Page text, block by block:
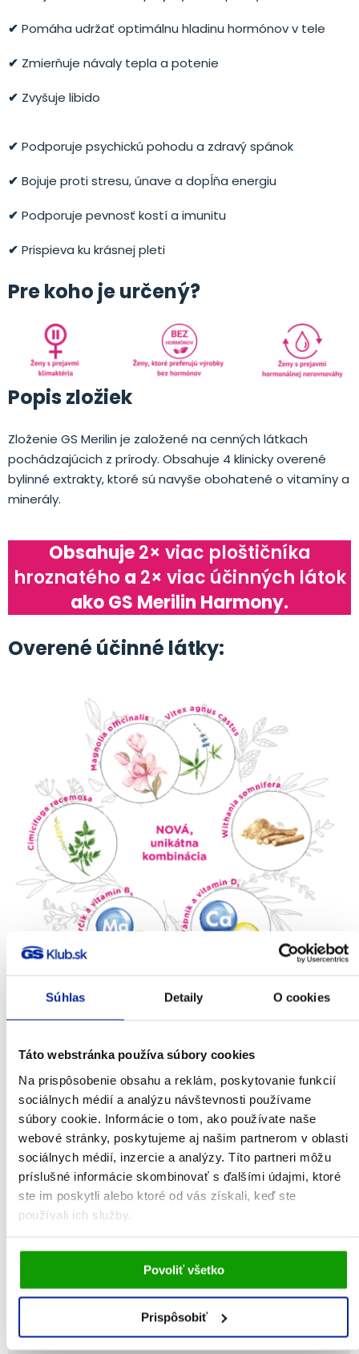
Súhlas Detaily O cookies
Táto webstránka používa súbory cookies
Na prispôsobenie obsahu a reklám, poskytovanie funkcií
sociálnych médií a analýzu návštevnosti používame
súbory cookie. Informácie o tom, ako používate naše
webové stránky, poskytujeme aj našim partnerom v oblasti
sociálnych médií, inzercie a analýzy. Títo partneri môžu
príslušné informácie skombinovať s ďalšími údajmi, ktoré
ste im poskytli alebo ktoré od vás získali, keď ste
používali ich služby.
Vami udelený súhlas bude uchovávaný po dobu jedného
roka. Zmenu nastavení Vami odsúhlasených cookies
môžete upraviť v časti stránkyInformácie o cookies.
Povoliť všetko
Prispôsobiť
✔ Pomáha udržať optimálnu hladinu hormónov v tele
✔ Zmierňuje návaly tepla a potenie
✔ Zvyšuje libido
✔ Podporuje psychickú pohodu a zdravý spánok
✔ Bojuje proti stresu, únave a dopĺňa energiu
✔ Podporuje pevnosť kostí a imunitu
✔ Prispieva ku krásnej pleti
Pre koho je určený?
Popis zložiek
Zloženie GS Merilin je založené na cenných látkach
pochádzajúcich z prírody. Obsahuje 4 klinicky overené
bylinné extrakty, ktoré sú navyše obohatené o vitamíny a
minerály.
Obsahuje2× viac ploštičníka
hroznatéhoa 2× viac účinných látok
ako GS Merilin Harmony.
Overené účinné látky:
Extrakt z rastliny Cimicifuga racemosa je klinicky overená látka,
u ktorej bola radom kvalitných klinických štúdií potvrdená
vysoká účinnosť na všetky fyziologické javy sprevádzajúce
menopauzu. Mnohými odborníkmi je považovaná za vôbec
najlepšiu nehormonálnu alternatívu v období klimaktéria.
Overená účinná denná dávka, zodpovedajúca 40 mg
podzemku, je obsiahnutá v jednej tablete.
Magnolia officinalis (magnólia lekárska) a Vitex agnus
castus (drmek obyčajný)
prispievajú k udržaniu komfortu v menopauzálnom období,
efektívne prispievajú aj k menštruačnému komfortu. Ich
účinnosť je doložená klinickou štúdiou z roku 2020, ktorej sa
zúčastnilo 588 žien v menopauze.*
Indický ženšen– Ašvaganda